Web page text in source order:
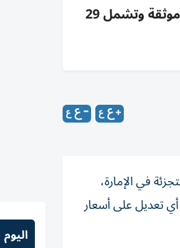
اقتصادية عجمان تُلزم إخطاراً مسبقاً لوزارة الاقتصاد قبل تعديل أسعار السلع الأساسية مع مبررات موثقة وتشمل 29
في الإمارة،
أي تعديل على أسعار
اليوم